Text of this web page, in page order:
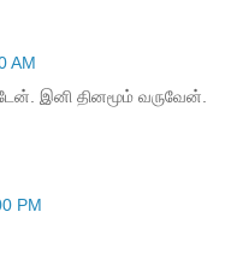
AM
இனி தினமூம் வருவேன்.
PM